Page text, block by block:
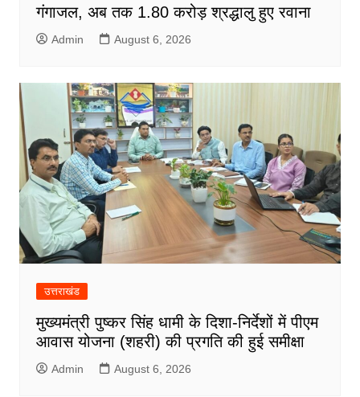
गंगाजल, अब तक 1.80 करोड़ श्रद्धालु हुए रवाना
Admin August 6, 2026
उत्तराखंड
मुख्यमंत्री पुष्कर सिंह धामी के दिशा-निर्देशों में पीएम
आवास योजना (शहरी) की प्रगति की हुई समीक्षा
Admin August 6, 2026